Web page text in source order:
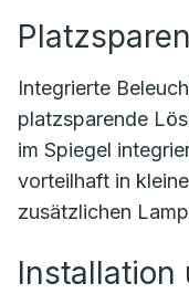
Integrierte
platzsparende
im Spiegel
vorteilhaft in
zusätzlichen
Installation